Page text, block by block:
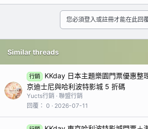
您必須登入或註冊才能在此回
Similar threads
行銷
KKday 日本主題樂園門票優惠整
京迪士尼與哈利波特影城 5 折碼
Yucts行銷
聯盟行銷
回覆
0 2026-07-11